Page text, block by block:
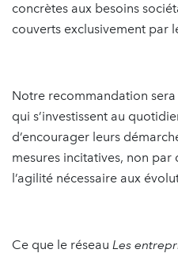
concrètes aux besoins
couverts exclusivement par
Notre recommandation
qui s’investissent au
d’encourager leurs
mesures incitatives, non
l’agilité nécessaire aux
Ce que le réseau Les